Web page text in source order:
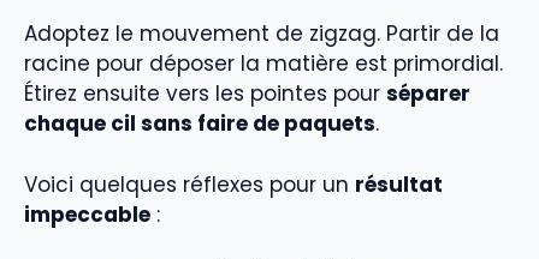
Adoptez le mouvement de zigzag. Partir de la
racine pour déposer la matière est primordial.
Étirez ensuite vers les pointes pour séparer
chaque cil sans faire de paquets.
Voici quelques réflexes pour un résultat
impeccable :